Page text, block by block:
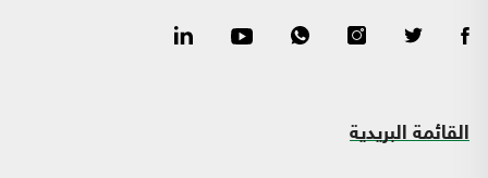
القائمة البريدية